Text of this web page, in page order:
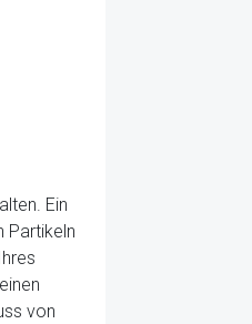
Ein
Partikeln
von